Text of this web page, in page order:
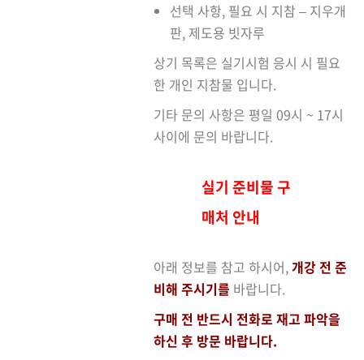
선택 사항, 필요 시 지참 – 지우개
판, 제도용 빗자루
상기 목록은 실기시험 응시 시 필요
한 개인 지참물 입니다.
기타 문의 사항은 평일 09시 ~ 17시
사이에 문의 바랍니다.
실기 준비물 구
매처 안내
아래 정보를 참고 하시어,개강 전 준
비해 주시기를 바랍니다.
구매 전 반드시 전화로 재고 파악을
하신 후 방문 바랍니다.